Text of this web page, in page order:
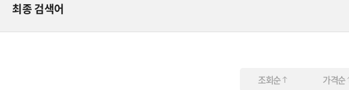
최종 검색어
조회순 가격순